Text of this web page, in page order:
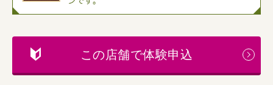
この店舗で体験申込